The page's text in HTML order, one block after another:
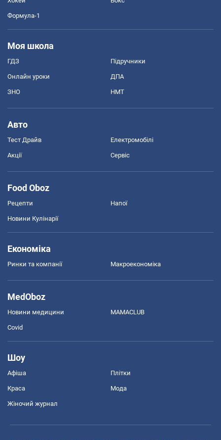
Формула-1
Моя школа
ГДЗ Підручники
Онлайн уроки ДПА
ЗНО НМТ
Авто
Тест Драйв Електромобілі
Акції Сервіс
Food Oboz
Рецепти Напої
Новини Кулінарії
Економіка
Ринки та компанії Макроекономіка
MedOboz
Новини медицини MAMACLUB
Covid
Шоу
Афіша Плітки
Краса Мода
Жіночий журнал